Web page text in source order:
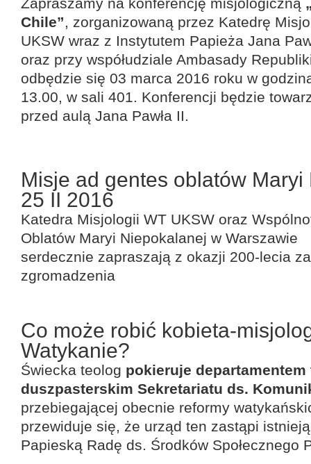
Chile”, zorganizowaną przez Katedrę
UKSW wraz z Instytutem Papieża Jana
oraz przy współudziale Ambasady
odbędzie się 03 marca 2016 roku w
13.00, w sali 401. Konferencji będzie
przed aulą Jana Pawła II.
Misje ad gentes oblatów
25 II 2016
Katedra Misjologii WT UKSW oraz
Oblatów Maryi Niepokalanej w Warszawie
serdecznie zapraszają z okazji 200-lecia
zgromadzenia
Co może robić kobieta-
Watykanie?
Świecka teolog pokieruje
duszpasterskim Sekretariatu ds.
przebiegającej obecnie reformy
przewiduje się, że urząd ten zastąpi
Papieską Radę ds. Środków Społecznego